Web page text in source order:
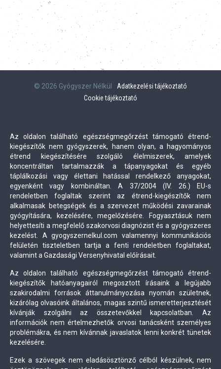
© 2026 Gyógyszer Nélkül
Adatkezelési tájékoztató
Cookie tájékoztató
Az oldalon található egészségmegőrzést támogató étrend-
kiegészítők nem gyógyszerek, hanem olyan, a hagyományos
étrend kiegészítésére szolgáló élelmiszerek, amelyek
koncentráltan tartalmazzák a tápanyagokat és egyéb
táplálkozási vagy élettani hatással rendelkező anyagokat,
egyenként vagy kombináltan. A 37/2004 (IV. 26.) EU-s
rendeletben foglaltak szerint az étrend-kiegészítők nem
alkalmasak betegségek és a szervezet működési zavarainak
gyógyítására, kezelésére, megelőzésére. Fogyasztásuk nem
helyettesíti a megfelelő szakorvosi diagnózist és a gyógyszeres
kezelést. A gyogyszernelkul.com valamennyi kommunikációs
felületén tiszteletben tartja a fenti rendeletben foglaltakat,
valamint a Gazdasági Versenyhivatal előírásait.
Az oldalon található egészségmegőrzést támogató étrend-
kiegészítők hatóanyagairól megosztott írásaink a legújabb
szakirodalmi források áttanulmányozása nyomán születnek,
kizárólag olvasóink általános, magas szintű ismeretterjesztését
kívánják szolgálni az összetevőkkel kapcsolatban. Az
információk nem értelmezhetők orvosi tanácsként személyes
problémákra, és nem kívánnak javaslatok lenni konkrét tünetek
kezelésére.
Ezek a szövegek nem eladásösztönző célból készülnek, nem